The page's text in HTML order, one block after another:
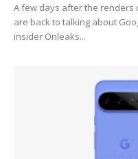
A few days after the renders
are back to talking about
insider Onleaks...